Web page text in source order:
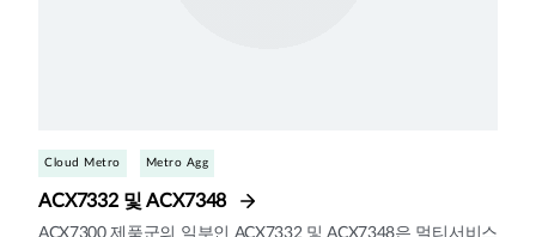
Cloud Metro Metro Agg
ACX7332 및 ACX7348
ACX7300 제품군의 일부인 ACX7332 및 ACX7348은 멀티서비스